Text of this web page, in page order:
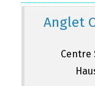
Anglet
Centre